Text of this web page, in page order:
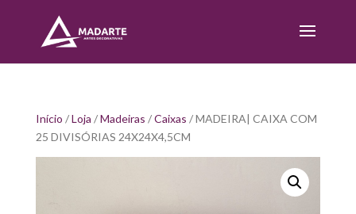
Início /Loja /Madeiras /Caixas / MADEIRA| CAIXA COM
25 DIVISÓRIAS 24X24X4,5CM